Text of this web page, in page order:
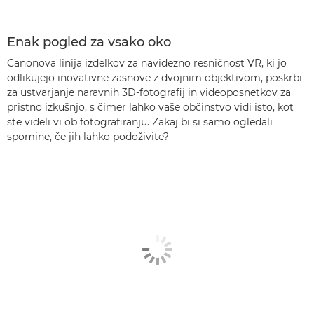
Enak pogled za vsako oko
Canonova linija izdelkov za navidezno resničnost VR, ki jo
odlikujejo inovativne zasnove z dvojnim objektivom, poskrbi
za ustvarjanje naravnih 3D-fotografij in videoposnetkov za
pristno izkušnjo, s čimer lahko vaše občinstvo vidi isto, kot
ste videli vi ob fotografiranju. Zakaj bi si samo ogledali
spomine, če jih lahko podoživite?